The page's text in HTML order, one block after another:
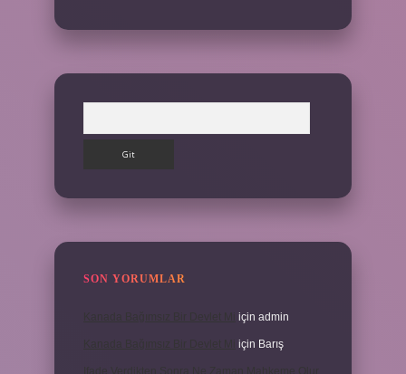
SON YORUMLAR
için admin
için Barış